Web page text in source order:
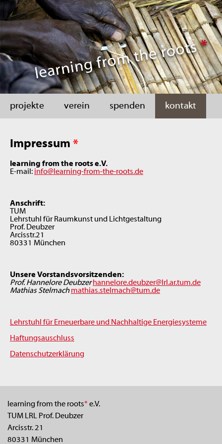
projekte verein spenden kontakt
Impressum *
learning from the roots e.V.
E-mail: info@learning-from-the-roots.de
Anschrift:
TUM
Lehrstuhl für Raumkunst und Lichtgestaltung
Prof. Deubzer
Arcisstr.21
80331 München
Unsere Vorstandsvorsitzenden:
Prof. Hannelore Deubzer hannelore.deubzer@lrl.ar.tum.de
Mathias Stelmach mathias.stelmach@tum.de
Lehrstuhl für Erneuerbare und Nachhaltige Energiesysteme
Haftungsauschluss
Datenschutzerklärung
learning from the roots*e.V.
TUM LRL Prof. Deubzer
Arcisstr. 21
80331 München